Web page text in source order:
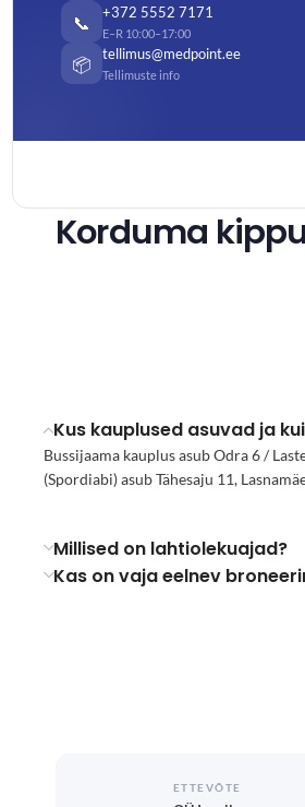
📞 +372 5552 7171
E–R 10:00–17:00
📦 tellimus@medpoint.ee
Tellimuste info
Korduma
Kus kauplused asuvad ja
Bussijaama kauplus asub Odra 6 /
(Spordiabi) asub Tähesaju 11,
Millised on lahtiolekuajad?
Kas on vaja eelnev
ETTEVÕTE